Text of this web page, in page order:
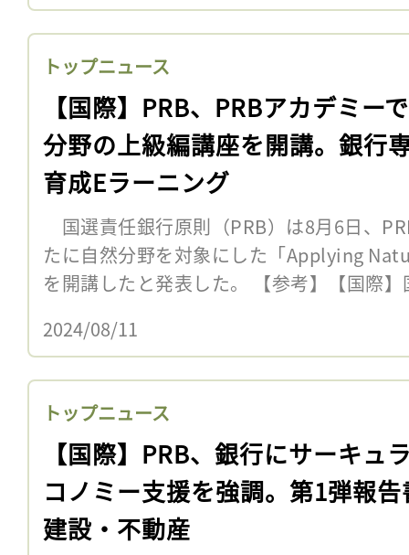
トップニュース
【国際】PRB、PRBアカデミー
分野の上級編講座を開講。銀行
育成Eラーニング
国選責任銀行原則（PRB）は8月6日、
たに自然分野を対象にした「Applying
を開講したと発表した。 【参考】【国際
2024/08/11
トップニュース
【国際】PRB、銀行にサーキュ
コノミー支援を強調。第1弾報
建設・不動産